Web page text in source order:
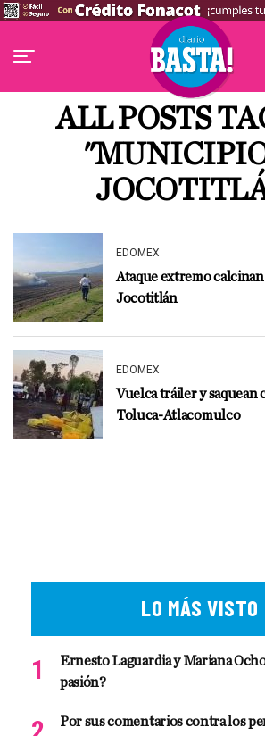
ALL POSTS
EDOMEX
Ataque extremo
Jocotitlán
EDOMEX
Vuelca tráiler y saquean
Toluca-Atlacomulco
LO MÁS VISTO
Ernesto Laguardia y Mariana
pasión?
Por sus comentarios contra los